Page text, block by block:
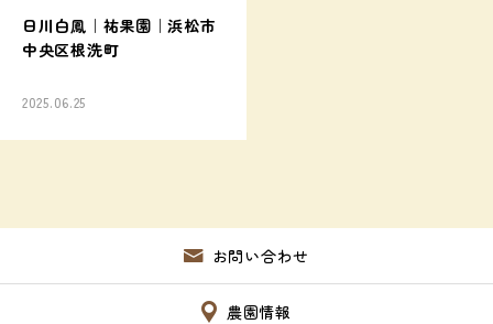
日川白鳳｜祐果園｜浜松市
中央区根洗町
2025.06.25
お問い合わせ
農園情報